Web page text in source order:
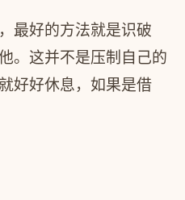
最好的方法就是识破
。这并不是压制自己的
好好休息，如果是借